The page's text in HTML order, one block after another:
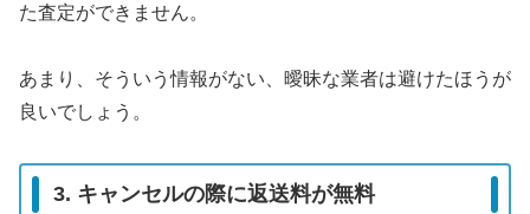
た査定ができません。
あまり、そういう情報がない、曖昧な業者は避けたほうが
良いでしょう。
3. キャンセルの際に返送料が無料